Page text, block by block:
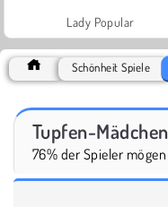
Lady Popular
Schönheit Spiele
Tupfen-
76% der Spieler